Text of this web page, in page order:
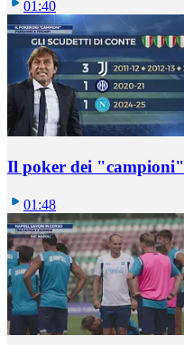
01:40
Il poker dei "campioni"
01:48